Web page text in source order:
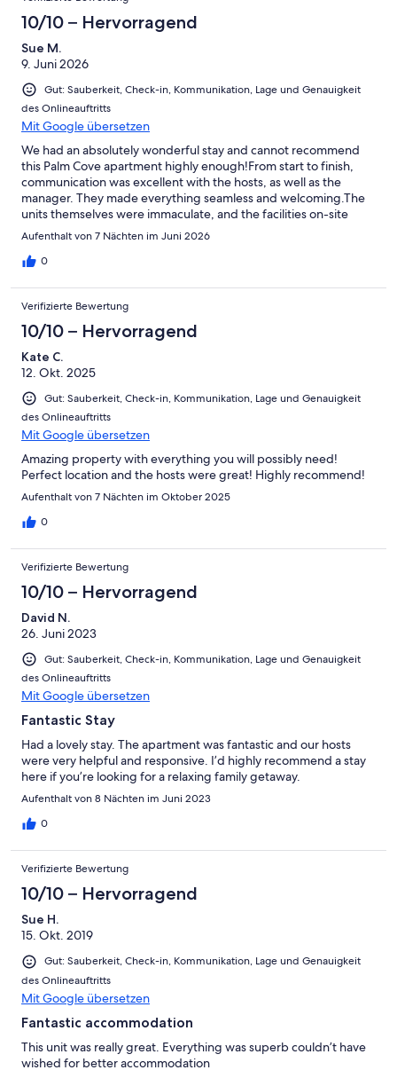
PREISE FÜR 2018/2019
NEBENSAISON
VIER SCHLAFZIMMER WOHNUNG. (Mindestaufenthalt 4 Nächte)
Sieben Nächte plus - 525 USD pro Nacht
DREI SCHLAFZIMMER WOHNUNG. (Mindestaufenthalt 4 Nächte)
Sieben Nächte plus - 475 US-Dollar pro Nacht
Vier bis sechs Nächte - 525 US-Dollar pro Nacht
Studio Spa-Zimmer. Bei Einzelbuchung (Mindestaufenthalt 4
Nächte)
Sieben Nächte plus - 250 US-Dollar pro Nacht
Vier bis sechs Nächte - 275 US-Dollar pro Nacht
PEAK SEASONS 2018/2019
Daten einschließlich der Hauptsaison sind unten aufgeführt
30/03/2018 - 15/04/2018
29/06/2018 - 15/07/2018
21/09/2018 - 06/10/2018
21/12/2018 - 31/01/2019
05/04/2019 - 28/04/2019
28/06/2019 - 14/07/2019
20/09/2019 - 06/10/2019
Sieben Nächte plus - 575 $ pro Nacht
Vier bis sechs Nächte - 600 Dollar pro Nacht
DREI SCHLAFZIMMER WOHNUNG. (Mindestaufenthalt 4 Nächte)
Sieben Nächte plus - 525 USD pro Nacht
Vier bis sechs Nächte - 575 US-Dollar pro Nacht
Studio Spa-Zimmer. Bei Einzelbuchung (Mindestaufenthalt 4
Nächte)
Sieben Nächte plus - 275 USD pro Nacht
Zwei bis sechs Nächte - 300 Dollar pro Nacht
10/10 – Hervorragend
Sue M.
9. Juni 2026
Gut: Sauberkeit, Check-in, Kommunikation, Lage und Genauigkeit
des Onlineauftritts
Mit Google übersetzen
We had an absolutely wonderful stay and cannot recommend
this Palm Cove apartment highly enough!From start to finish,
communication was excellent with the hosts, as well as the
manager. They made everything seamless and welcoming.The
units themselves were immaculate, and the facilities on-site
were fantastic. We were also incredibly grateful for the
very much appreciated and made our stay feel extra
be booking here again for our next trip to the Cairns region, and
we highly recommend it to anyone else looking for the perfect
getaway!
Aufenthalt von 7 Nächten im Juni 2026
0
Verifizierte Bewertung
10/10 – Hervorragend
Kate C.
12. Okt. 2025
Gut: Sauberkeit, Check-in, Kommunikation, Lage und Genauigkeit
des Onlineauftritts
Mit Google übersetzen
Amazing property with everything you will possibly need!
Perfect location and the hosts were great! Highly recommend!
Aufenthalt von 7 Nächten im Oktober 2025
0
Verifizierte Bewertung
10/10 – Hervorragend
David N.
26. Juni 2023
Gut: Sauberkeit, Check-in, Kommunikation, Lage und Genauigkeit
des Onlineauftritts
Mit Google übersetzen
Fantastic Stay
Had a lovely stay. The apartment was fantastic and our hosts
were very helpful and responsive. I’d highly recommend a stay
here if you’re looking for a relaxing family getaway.
Aufenthalt von 8 Nächten im Juni 2023
0
Verifizierte Bewertung
10/10 – Hervorragend
Sue H.
15. Okt. 2019
Gut: Sauberkeit, Check-in, Kommunikation, Lage und Genauigkeit
des Onlineauftritts
Mit Google übersetzen
Fantastic accommodation
This unit was really great. Everything was superb couldn’t have
wished for better accommodation